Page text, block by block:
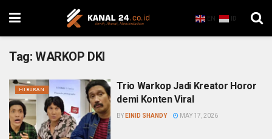
EN ID
Tag: WARKOP DKI
HIBURAN
Trio Warkop Jadi Kreator Horor
demi Konten Viral
BY EINID SHANDY MAY 17, 2026